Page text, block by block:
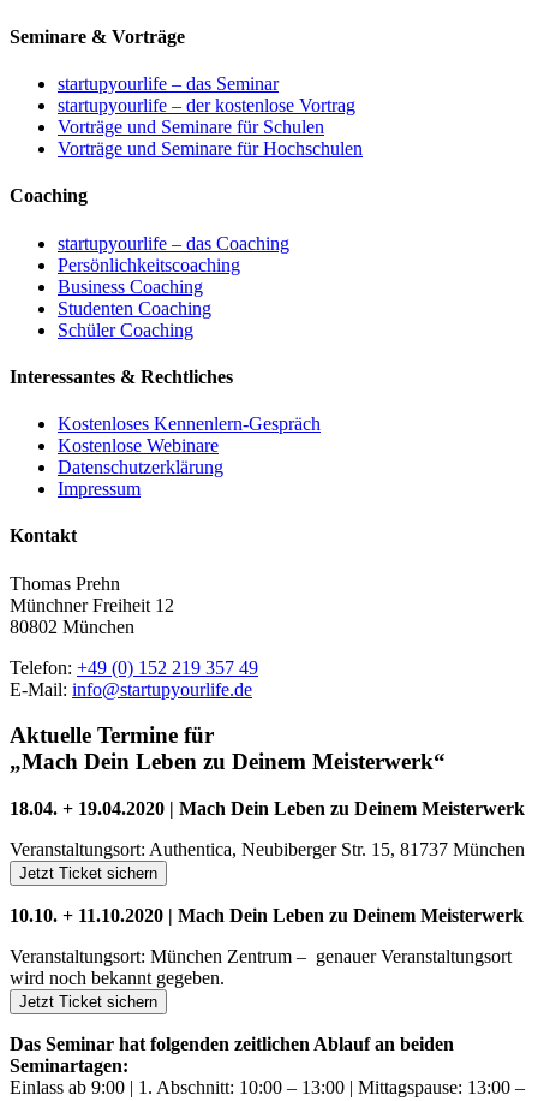
Seminare & Vorträge
startupyourlife – das Seminar
startupyourlife – der kostenlose Vortrag
Vorträge und Seminare für Schulen
Vorträge und Seminare für Hochschulen
Coaching
startupyourlife – das Coaching
Persönlichkeitscoaching
Business Coaching
Studenten Coaching
Schüler Coaching
Interessantes & Rechtliches
Kostenloses Kennenlern-Gespräch
Kostenlose Webinare
Datenschutzerklärung
Impressum
Kontakt
Thomas Prehn
Münchner Freiheit 12
80802 München
Telefon: +49 (0) 152 219 357 49
E-Mail: info@startupyourlife.de
Aktuelle Termine für
„Mach Dein Leben zu Deinem Meisterwerk“
18.04. + 19.04.2020 | Mach Dein Leben zu Deinem Meisterwerk
Veranstaltungsort: Authentica, Neubiberger Str. 15, 81737 München
Jetzt Ticket sichern
10.10. + 11.10.2020 | Mach Dein Leben zu Deinem Meisterwerk
Veranstaltungsort: München Zentrum – genauer Veranstaltungsort
wird noch bekannt gegeben.
Jetzt Ticket sichern
Das Seminar hat folgenden zeitlichen Ablauf an beiden
Seminartagen:
Einlass ab 9:00 | 1. Abschnitt: 10:00 – 13:00 | Mittagspause: 13:00 –